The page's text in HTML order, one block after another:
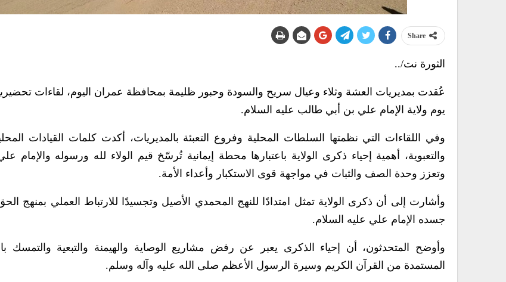
Share
الثورة نت/..
عُقدت بمديريات العشة وثلاء وعيال سريح والسودة وحبور ظليمة بمحافظة عمران اليوم، لقاءات
يوم ولاية الإمام علي بن أبي طالب عليه السلام.
وفي اللقاءات التي نظمتها السلطات المحلية وفروع التعبئة بالمديريات، أكدت كلمات القيادات
والتعبوية، أهمية إحياء ذكرى الولاية باعتبارها محطة إيمانية تُرسّخ قيم الولاء لله ورسوله والإمام
وتعزز وحدة الصف والثبات في مواجهة قوى الاستكبار وأعداء الأمة.
وأشارت إلى أن ذكرى الولاية تمثل امتدادًا للنهج المحمدي الأصيل وتجسيدًا للارتباط العملي بمنهج
جسده الإمام علي عليه السلام.
وأوضح المتحدثون، أن إحياء الذكرى يعبر عن رفض مشاريع الوصاية والهيمنة والتبعية والتمسك
المستمدة من القرآن الكريم وسيرة الرسول الأعظم صلى الله عليه وآله وسلم.